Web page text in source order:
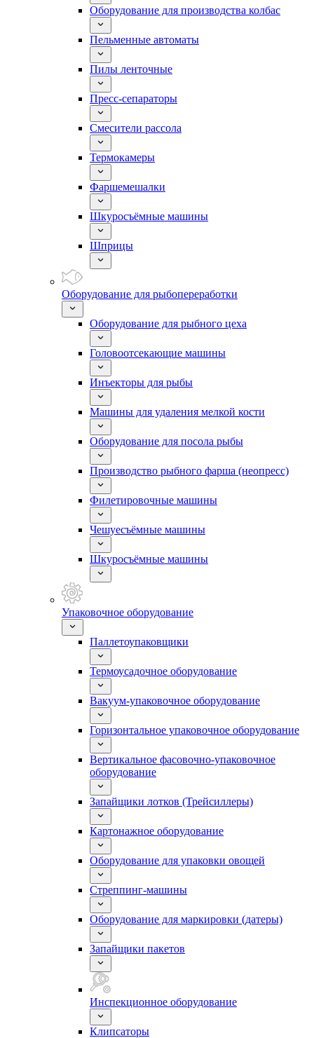
Оборудование для производства колбас
Пельменные автоматы
Пилы ленточные
Пресс-сепараторы
Смесители рассола
Термокамеры
Фаршемешалки
Шкуросъёмные машины
Шприцы
Оборудование для рыбопереработки
Оборудование для рыбного цеха
Головоотсекающие машины
Инъекторы для рыбы
Машины для удаления мелкой кости
Оборудование для посола рыбы
Производство рыбного фарша (неопресс)
Филетировочные машины
Чешуесъёмные машины
Шкуросъёмные машины
Упаковочное оборудование
Паллетоупаковщики
Термоусадочное оборудование
Вакуум-упаковочное оборудование
Горизонтальное упаковочное оборудование
Вертикальное фасовочно-упаковочное
оборудование
Запайщики лотков (Трейсиллеры)
Картонажное оборудование
Оборудование для упаковки овощей
Стреппинг-машины
Оборудование для маркировки (датеры)
Запайщики пакетов
Инспекционное оборудование
Клипсаторы